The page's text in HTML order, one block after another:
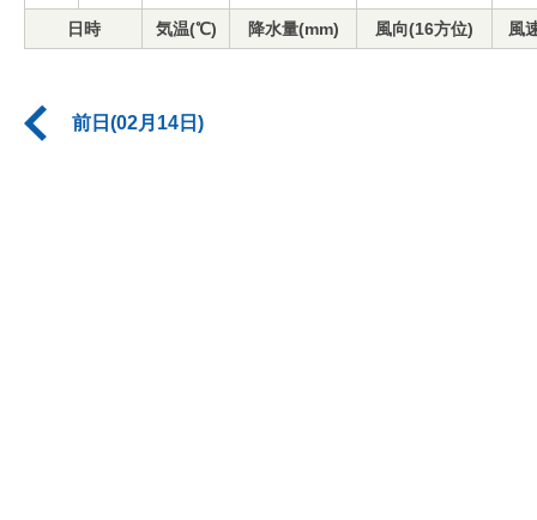
日時 気温(℃) 降水量(mm) 風向(16方位) 風
前日(02月14日)